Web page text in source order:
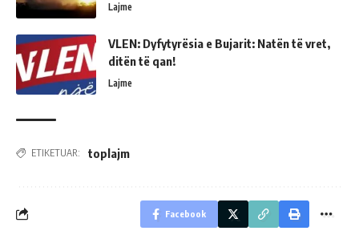
Lajme
VLEN: Dyfytyrësia e Bujarit: Natën të vret,
ditën të qan!
Lajme
ETIKETUAR: toplajm
Facebook